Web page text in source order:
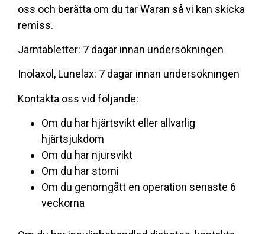
oss och berätta om du tar Waran så vi kan skicka
remiss.
Järntabletter: 7 dagar innan undersökningen
Inolaxol, Lunelax: 7 dagar innan undersökningen
Kontakta oss vid följande:
Om du har hjärtsvikt eller allvarlig
hjärtsjukdom
Om du har njursvikt
Om du har stomi
Om du genomgått en operation senaste 6
veckorna